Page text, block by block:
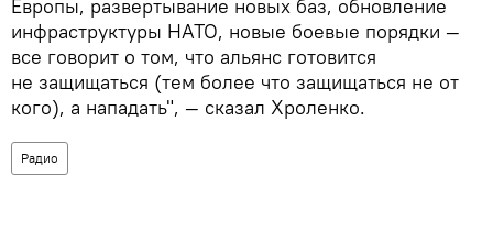
Европы, развертывание новых баз, обновление
инфраструктуры НАТО, новые боевые порядки —
все говорит о том, что альянс готовится
не защищаться (тем более что защищаться не от
кого), а нападать", — сказал Хроленко.
Радио